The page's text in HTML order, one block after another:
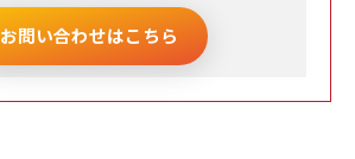
お問い合わせはこちら